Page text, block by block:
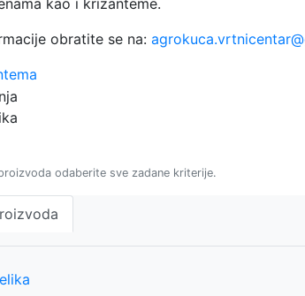
obratite se na:
odaberite sve zadane kriterije.